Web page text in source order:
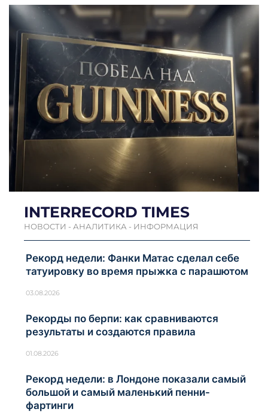
INTERRECORD TIMES
НОВОСТИ - АНАЛИТИКА - ИНФОРМАЦИЯ
Рекорд недели: Фанки Матас сделал себе
татуировку во время прыжка с парашютом
03.08.2026
Рекорды по берпи: как сравниваются
результаты и создаются правила
01.08.2026
Рекорд недели: в Лондоне показали самый
большой и самый маленький пенни-
фартинги